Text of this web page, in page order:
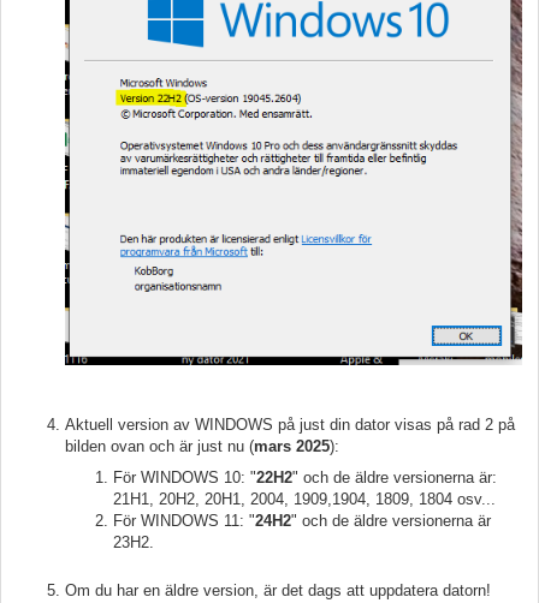
Aktuell version av WINDOWS på just din dator visas på rad 2 på
bilden ovan och är just nu (mars 2025):
För WINDOWS 10: "22H2" och de äldre versionerna är:
21H1, 20H2, 20H1, 2004, 1909,1904, 1809, 1804 osv...
För WINDOWS 11: "24H2" och de äldre versionerna är
23H2.
Om du har en äldre version, är det dags att uppdatera datorn!